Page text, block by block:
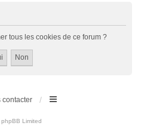
tous les cookies de ce forum ?
contacter
Limited